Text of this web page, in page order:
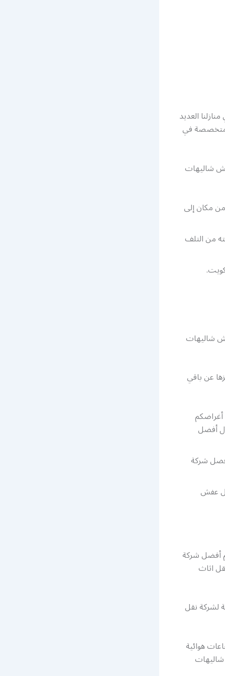
العديد
متخصصة في
شاليهات
مكان إلى
من التلف
شاليهات
عن باقي
أفضل
شركة
عفش
أفضل شركة
اثاث
لشركة نقل
هوائية